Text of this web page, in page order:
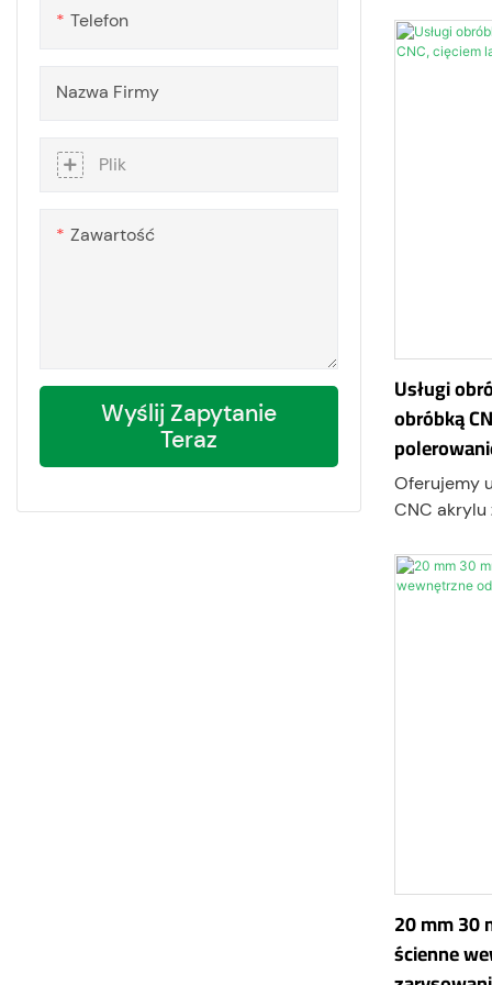
Telefon
Nazwa Firmy
Plik
Zawartość
Wyślij Zapytanie
Teraz
RoHS —
Usługi
obróbką
Oferujemy
CNC akrylu
20 mm 30
ścienne